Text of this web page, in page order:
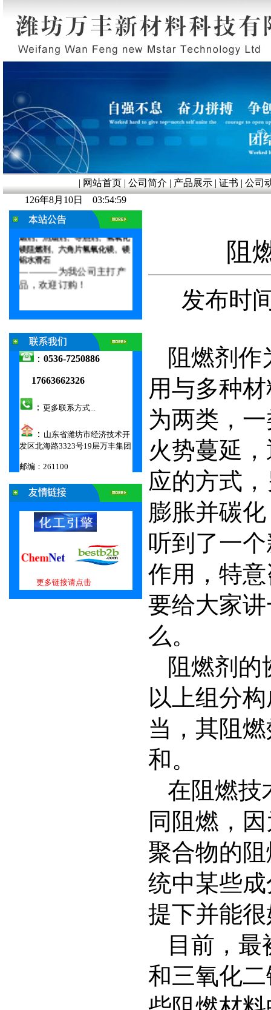
| 网站首页| 公司简介 | 产品展示| 证书 | 公司
126年8月10日 03:54:59
友情提示：CPE专 用轻
质活性氧化镁 改性氧化镁阻燃
剂、活性氢氧化铝、无机复合阻
燃剂、消烟剂、导热剂、氢氧化
镁阻燃剂、六角片氢氧化镁、镁
铝水滑石
————为我公司主打产
品，欢迎订购！
： 0536-7250886
17663662326
： 更多联系方式...
： 山东省潍坊市经济技术开
发区北海路3323号19层万丰集团
邮编：261100
更多链接请点击
阻
发布时
阻燃剂
用与多种
为两类，
火势蔓延
应的方式
膨胀并碳
听到了一
作用，特
要给大家
么。
阻燃剂
以上组分
当，其阻
和。
在阻燃技
同阻燃，
聚合物的
统中某些
提下并能
目前，
和三氧化